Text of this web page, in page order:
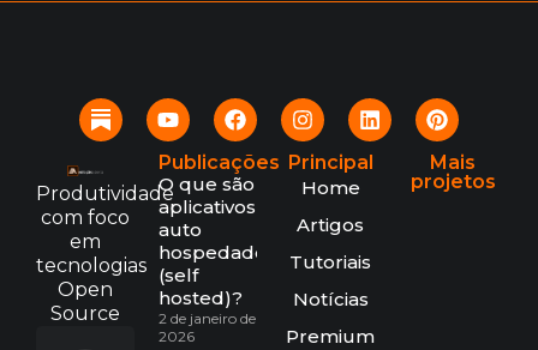
Produtividade
com foco
em
tecnologias
Open
Source
Publicações
O que são
aplicativos
auto
hospedados
(self
hosted)?
2 de janeiro de
2026
Principal
Home
Artigos
Tutoriais
Notícias
Premium
Mais
projetos